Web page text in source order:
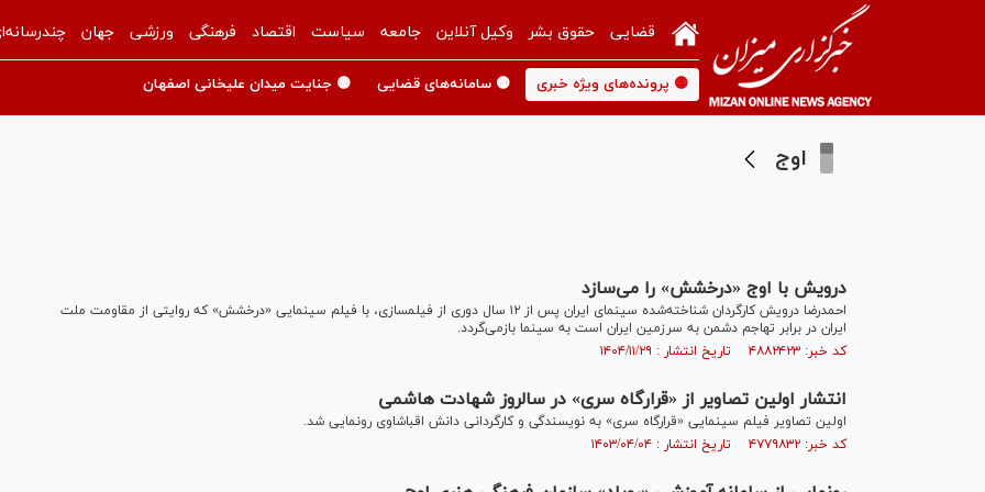
قضایی حقوق بشر وکیل آنلاین جامعه سیاست اقتصاد فرهنگی ورزشی جهان
🟡 پرونده‌های ویژه خبری 🟡 سامانه‌های قضایی 🟡 جنایت میدان علیخانی اصفهان
اوج
درویش با اوج «درخشش» را می‌سازد
احمدرضا درویش کارگردان شناخته‌شده سینمای ایران پس از ۱۲ سال دوری از فیلمسازی، با فیلم سینمایی «درخشش» که روایتی از مقاومت ملت
ایران در برابر تهاجم دشمن به سرزمین ایران است به سینما بازمی‌گردد.
کد خبر: ۴۸۸۲۴۲۳ تاریخ انتشار : ۱۴۰۴/۱۱/۲۹
انتشار اولین تصاویر از «قرارگاه سری» در سالروز شهادت هاشمی
اولین تصاویر فیلم سینمایی «قرارگاه سری» به نویسندگی و کارگردانی دانش اقباشاوی رونمایی شد.
کد خبر: ۴۷۷۹۸۳۲ تاریخ انتشار : ۱۴۰۳/۰۴/۰۴